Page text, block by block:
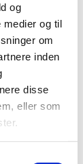
og
medier og til
om
inden
disse
eller som